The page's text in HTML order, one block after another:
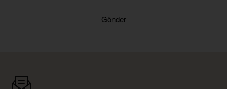
Gönder